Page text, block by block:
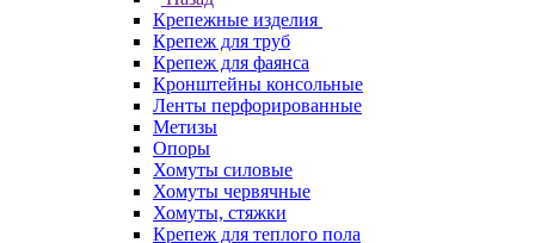
Крепежные изделия
Крепеж для труб
Крепеж для фаянса
Кронштейны консольные
Ленты перфорированные
Метизы
Опоры
Хомуты силовые
Хомуты червячные
Хомуты, стяжки
Крепеж для теплого пола